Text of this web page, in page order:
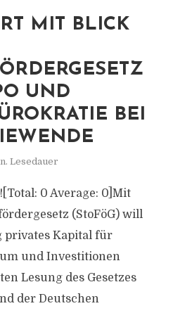
MIT BLICK
UND
BEI
Lesedauer
0 Average: 0]Mit
(StoFöG) will
privates Kapital für
und Investitionen
Lesung des Gesetzes
der Deutschen